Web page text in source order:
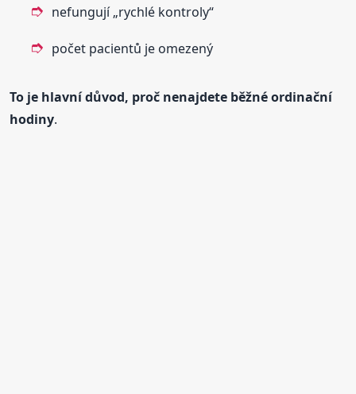
nefungují „rychlé kontroly“
počet pacientů je omezený
To je hlavní důvod, proč nenajdete běžné ordinační
hodiny.